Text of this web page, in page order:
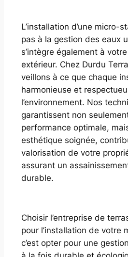
L’installation d’une micro-
pas à la gestion des eaux
s’intègre également à
extérieur. Chez Durdu
veillons à ce que chaque
harmonieuse et
l’environnement. Nos
garantissent non
performance optimale,
esthétique soignée,
valorisation de votre
assurant un
durable.
Choisir l’entreprise de
pour l’installation de votre
c’est opter pour une